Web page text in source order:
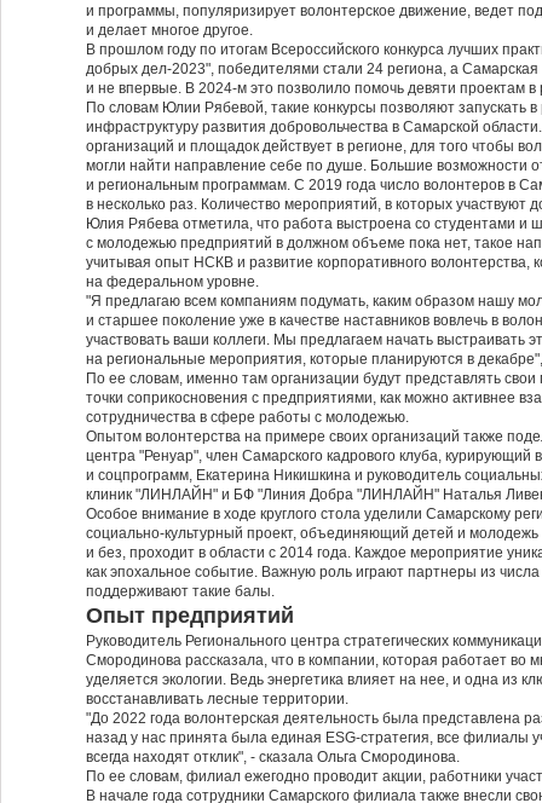
и программы, популяризирует волонтерское движение, ведет
и делает многое другое.
В прошлом году по итогам Всероссийского конкурса лучших
добрых дел-2023", победителями стали 24 региона, а Самарская
и не впервые. В 2024-м это позволило помочь девяти проектам в
По словам Юлии Рябевой, такие конкурсы позволяют запускать
инфраструктуру развития добровольчества в Самарской
организаций и площадок действует в регионе, для того чтобы
могли найти направление себе по душе. Большие возможности
и региональным программам. С 2019 года число волонтеров в
в несколько раз. Количество мероприятий, в которых участвуют
Юлия Рябева отметила, что работа выстроена со студентами и
с молодежью предприятий в должном объеме пока нет, такое
учитывая опыт НСКВ и развитие корпоративного волонтерства,
на федеральном уровне.
"Я предлагаю всем компаниям подумать, каким образом нашу
и старшее поколение уже в качестве наставников вовлечь в
участвовать ваши коллеги. Мы предлагаем начать выстраивать
на региональные мероприятия, которые планируются в
По ее словам, именно там организации будут представлять
точки соприкосновения с предприятиями, как можно активнее
сотрудничества в сфере работы с молодежью.
Опытом волонтерства на примере своих организаций также
центра "Ренуар", член Самарского кадрового клуба, курирующий
и соцпрограмм, Екатерина Никишкина и руководитель
клиник "ЛИНЛАЙН" и БФ "Линия Добра "ЛИНЛАЙН" Наталья
Особое внимание в ходе круглого стола уделили Самарскому
социально-культурный проект, объединяющий детей и
и без, проходит в области с 2014 года. Каждое мероприятие
как эпохальное событие. Важную роль играют партнеры из
поддерживают такие балы.
Опыт предприятий
Руководитель Регионального центра стратегических
Смородинова рассказала, что в компании, которая работает во
уделяется экологии. Ведь энергетика влияет на нее, и одна из
восстанавливать лесные территории.
"До 2022 года волонтерская деятельность была представлена
назад у нас принята была единая ESG-стратегия, все филиалы
всегда находят отклик", - сказала Ольга Смородинова.
По ее словам, филиал ежегодно проводит акции, работники
В начале года сотрудники Самарского филиала также внесли